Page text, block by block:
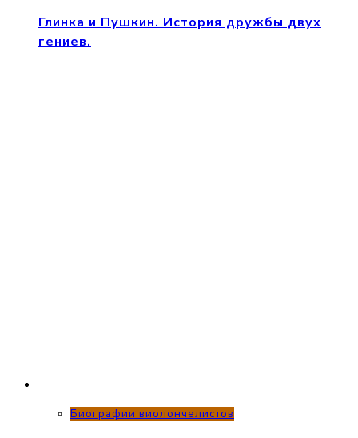
Глинка и Пушкин. История дружбы двух
гениев.
Биографии виолончелистов